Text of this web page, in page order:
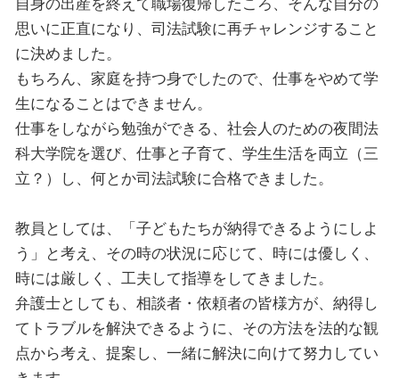
自身の出産を終えて職場復帰したころ、そんな自分の
思いに正直になり、司法試験に再チャレンジすること
に決めました。
もちろん、家庭を持つ身でしたので、仕事をやめて学
生になることはできません。
仕事をしながら勉強ができる、社会人のための夜間法
科大学院を選び、仕事と子育て、学生生活を両立（三
立？）し、何とか司法試験に合格できました。
教員としては、「子どもたちが納得できるようにしよ
う」と考え、その時の状況に応じて、時には優しく、
時には厳しく、工夫して指導をしてきました。
弁護士としても、相談者・依頼者の皆様方が、納得し
てトラブルを解決できるように、その方法を法的な観
点から考え、提案し、一緒に解決に向けて努力してい